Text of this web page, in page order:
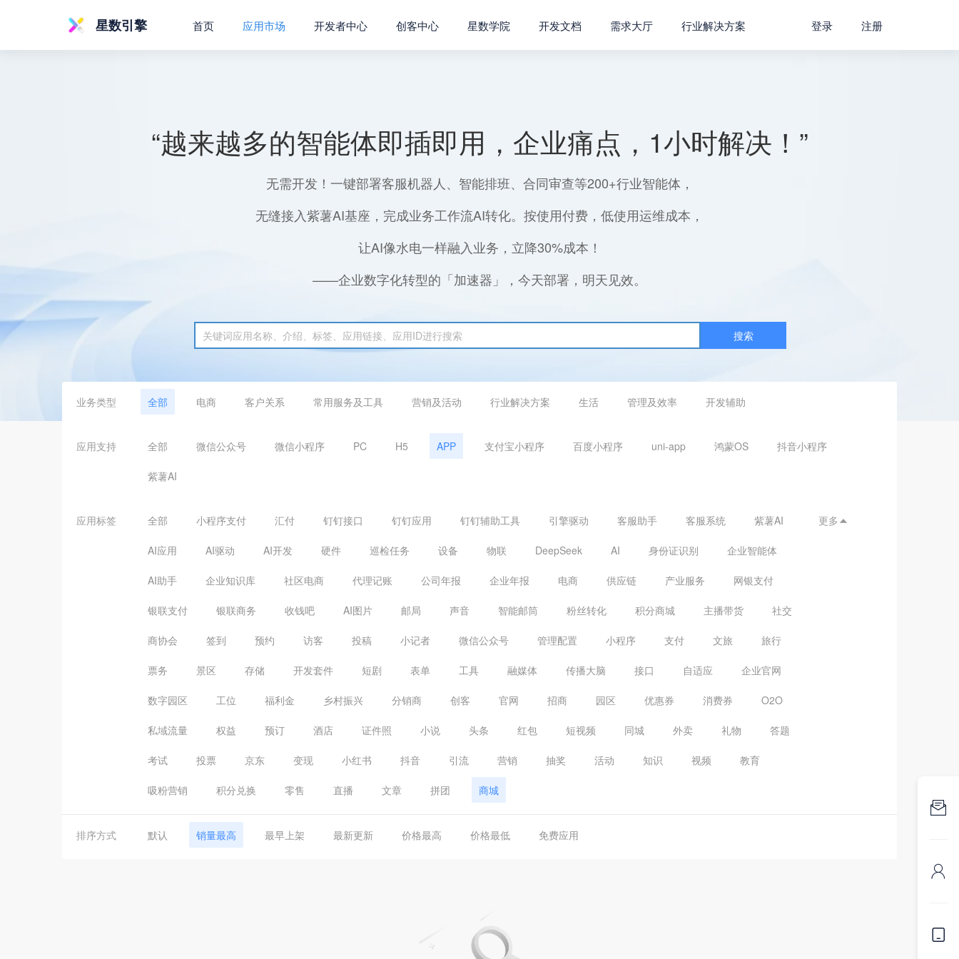
星数引擎 首页 应用市场 开发者中心 创客中心 星数学院 开发文档 需求大厅 行业解决方案 登录 注册
“越来越多的智能体即插即用，企业痛点，1小时解决！”
无需开发！一键部署客服机器人、智能排班、合同审查等200+行业智能体，
无缝接入紫薯AI基座，完成业务工作流AI转化。按使用付费，低使用运维成本，
让AI像水电一样融入业务，立降30%成本！
——企业数字化转型的「加速器」，今天部署，明天见效。
搜索
业务类型 全部 电商 客户关系 常用服务及工具 营销及活动 行业解决方案 生活 管理及效率 开发辅助
应用支持 全部 微信公众号 微信小程序 PC H5 APP 支付宝小程序 百度小程序 uni-app 鸿蒙OS 抖音小程序
紫薯AI
应用标签 全部 小程序支付 汇付 钉钉接口 钉钉应用 钉钉辅助工具 引擎驱动 客服助手 客服系统 紫薯AI
AI应用 AI驱动 AI开发 硬件 巡检任务 设备 物联 DeepSeek AI 身份证识别 企业智能体
AI助手 企业知识库 社区电商 代理记账 公司年报 企业年报 电商 供应链 产业服务 网银支付
银联支付 银联商务 收钱吧 AI图片 邮局 声音 智能邮筒 粉丝转化 积分商城 主播带货 社交
商协会 签到 预约 访客 投稿 小记者 微信公众号 管理配置 小程序 支付 文旅 旅行
票务 景区 存储 开发套件 短剧 表单 工具 融媒体 传播大脑 接口 自适应 企业官网
数字园区 工位 福利金 乡村振兴 分销商 创客 官网 招商 园区 优惠券 消费券 O2O
私域流量 权益 预订 酒店 证件照 小说 头条 红包 短视频 同城 外卖 礼物 答题
考试 投票 京东 变现 小红书 抖音 引流 营销 抽奖 活动 知识 视频 教育
吸粉营销 积分兑换 零售 直播 文章 拼团 商城
更多 
排序方式 默认 销量最高 最早上架 最新更新 价格最高 价格最低 免费应用


